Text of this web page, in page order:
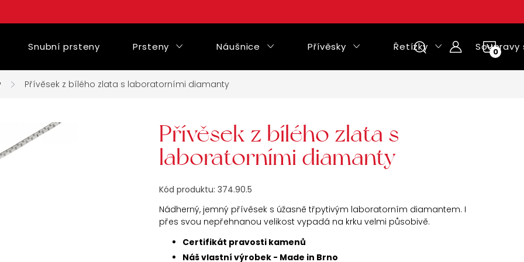
NÁKUPNÍ
Snubní prsteny Prsteny Náušnice Přívěsky Řetízky Soupravy
Přívěsek z bílého zlata s laboratorními diamanty
Přívěsek z bílého zlata s
laboratorními diamanty
Kód produktu: 374.90.5
Nádherný, jemný přívěsek s úžasně třpytivým laboratorním diamantem. I
přes svou nepřehnanou velikost vypadá na krku velmi působivě.
Certifikát pravosti kamenů
Náš vlastní výrobek - Made in Brno